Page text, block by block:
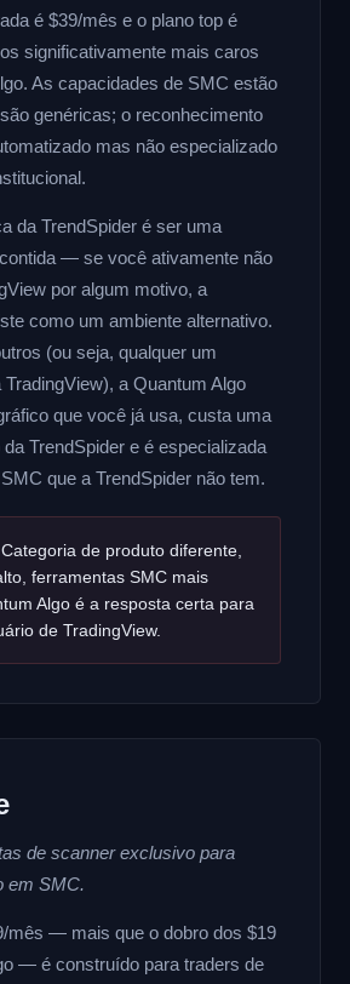
é $39/mês e o plano top é
significativamente mais caros
As capacidades de SMC estão
genéricas; o reconhecimento
mas não especializado
da TrendSpider é ser uma
— se você ativamente não
por algum motivo, a
como um ambiente alternativo.
(ou seja, qualquer um
a Quantum Algo
que você já usa, custa uma
TrendSpider e é especializada
que a TrendSpider não tem.
Categoria de produto diferente,
ferramentas SMC mais
Algo é a resposta certa para
de TradingView.
de scanner exclusivo para
em SMC.
mês — mais que o dobro dos $19
— é construído para traders de